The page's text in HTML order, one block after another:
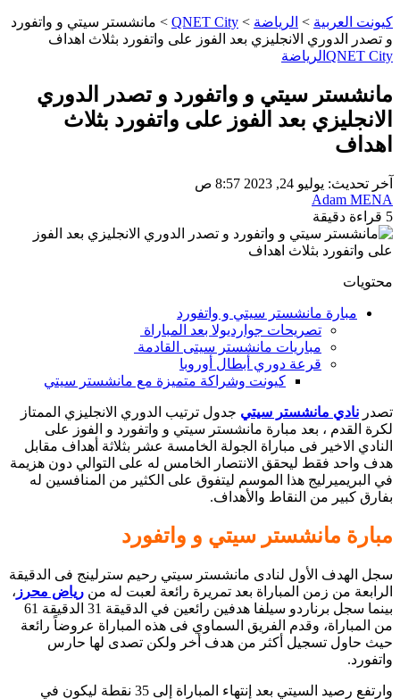
كيونت العربية > الرياضة >
QNET City
> مانشستر سيتي و واتفورد
و تصدر الدوري الانجليزي بعد الفوز على واتفورد بثلاث اهداف
QNET City الرياضة
مانشستر سيتي و واتفورد و تصدر الدوري
الانجليزي بعد الفوز على واتفورد بثلاث
اهداف
آخر تحديث: يوليو 24, 2023 8:57 ص
Adam MENA
5 قراءة دقيقة
محتويات
مبارة مانشستر سيتي و واتفورد
تصريحات جوارديولا بعد المباراة
مباريات مانشستر سيتى القادمة
قرعة دوري أبطال أوروبا
كيونت وشراكة متميزة مع مانشستر سيتي
تصدر نادي مانشستر سيتي جدول ترتيب الدوري الانجليزي الممتاز
لكرة القدم ، بعد مبارة مانشستر سيتي و واتفورد و الفوز على
النادي الاخير فى مباراة الجولة الخامسة عشر بثلاثة أهداف مقابل
هدف واحد فقط ليحقق الانتصار الخامس له على التوالي دون هزيمة
في البريميرليج هذا الموسم ليتفوق على الكثير من المنافسين له
بفارق كبير من النقاط والأهداف.
مبارة مانشستر سيتي و واتفورد
سجل الهدف الأول لنادى مانشستر سيتي رحيم سترلينج فى الدقيقة
الرابعة من زمن المباراة بعد تمريرة رائعة لعبت له من رياض محرز ،
بينما سجل برناردو سيلفا هدفين رائعين في الدقيقة 31 الدقيقة 61
من المباراة، وقدم الفريق السماوي فى هذه المباراة عروضاً رائعة
حيث حاول تسجيل أكثر من هدف أخر ولكن تصدى لها حارس
واتفورد.
وارتفع رصيد السيتي بعد إنتهاء المباراة إلى 35 نقطة ليكون في